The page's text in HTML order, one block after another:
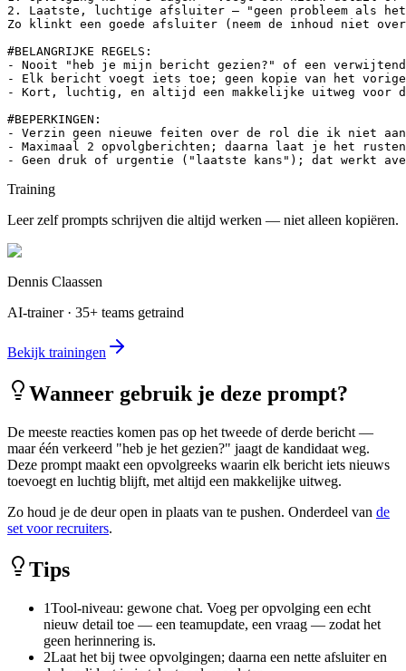
2. Laatste, luchtige afsluiter — "geen probleem als
Zo klinkt een goede afsluiter (neem de inhoud niet
#BELANGRIJKE REGELS:
- Nooit "heb je mijn bericht gezien?" of een
- Elk bericht voegt iets toe; geen kopie van het
- Kort, luchtig, en altijd een makkelijke uitweg voor
#BEPERKINGEN:
- Verzin geen nieuwe feiten over de rol die ik niet
- Maximaal 2 opvolgberichten; daarna laat je het
- Geen druk of urgentie ("laatste kans"); dat werkt
Training
Leer zelf prompts schrijven die altijd werken — niet alleen kopiëren.
Dennis Claassen
AI-trainer · 35+ teams getraind
Bekijk trainingen
Wanneer gebruik je deze prompt?
De meeste reacties komen pas op het tweede of derde bericht —
maar één verkeerd "heb je het gezien?" jaagt de kandidaat weg.
Deze prompt maakt een opvolgreeks waarin elk bericht iets nieuws
toevoegt en luchtig blijft, met altijd een makkelijke uitweg.
Zo houd je de deur open in plaats van te pushen. Onderdeel van de
set voor recruiters.
Tips
1Tool-niveau: gewone chat. Voeg per opvolging een echt
nieuw detail toe — een teamupdate, een vraag — zodat het
geen herinnering is.
2Laat het bij twee opvolgingen; daarna een nette afsluiter en